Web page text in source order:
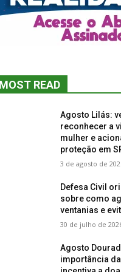
READ
Agosto Lilás:
reconhecer a
mulher e
proteção em
3 de agosto de
Defesa Civil
sobre como
ventanias e
30 de julho de
Agosto
importância